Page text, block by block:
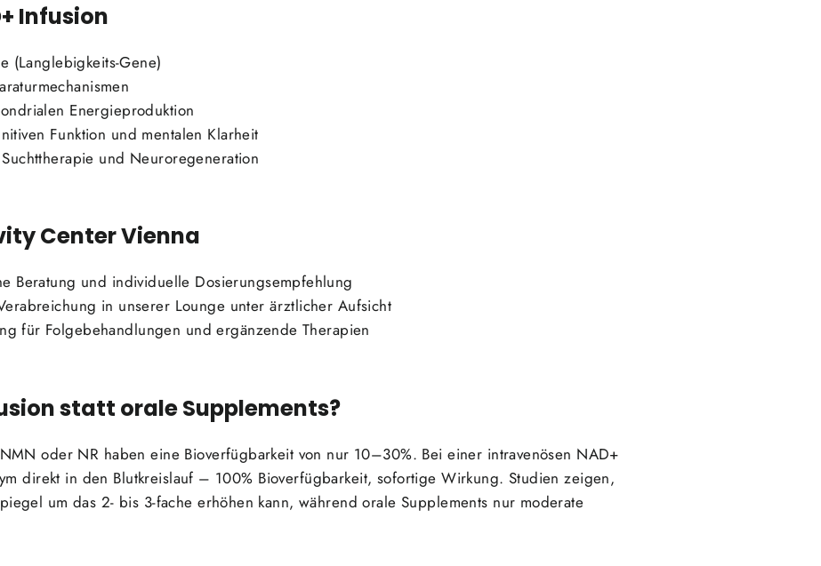
Infusion
(Langlebigkeits-Gene)
Energieproduktion
Funktion und mentalen Klarheit
und Neuroregeneration
Center Vienna
Beratung und individuelle Dosierungsempfehlung
in unserer Lounge unter ärztlicher Aufsicht
für Folgebehandlungen und ergänzende Therapien
statt orale Supplements?
oder NR haben eine Bioverfügbarkeit von nur 10–30%. Bei einer intravenösen NAD+
direkt in den Blutkreislauf – 100% Bioverfügbarkeit, sofortige Wirkung. Studien zeigen,
um das 2- bis 3-fache erhöhen kann, während orale Supplements nur moderate